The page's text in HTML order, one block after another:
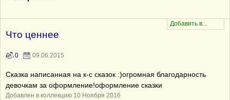
Что ценнее
0 09.06.2015
Сказка написанная на к-с сказок :)огромная благодарность
девочкам за оформление!оформление сказки
Добавлен в коллекцию 10 Ноября 2016